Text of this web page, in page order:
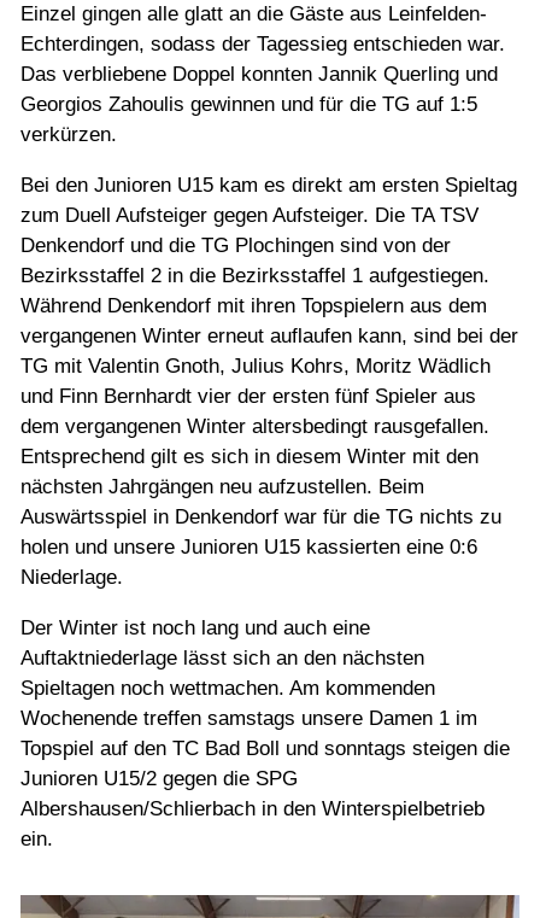
Einzel gingen alle glatt an die Gäste aus Leinfelden-
Echterdingen, sodass der Tagessieg entschieden war.
Das verbliebene Doppel konnten Jannik Querling und
Georgios Zahoulis gewinnen und für die TG auf 1:5
verkürzen.
Bei den Junioren U15 kam es direkt am ersten Spieltag
zum Duell Aufsteiger gegen Aufsteiger. Die TA TSV
Denkendorf und die TG Plochingen sind von der
Bezirksstaffel 2 in die Bezirksstaffel 1 aufgestiegen.
Während Denkendorf mit ihren Topspielern aus dem
vergangenen Winter erneut auflaufen kann, sind bei der
TG mit Valentin Gnoth, Julius Kohrs, Moritz Wädlich
und Finn Bernhardt vier der ersten fünf Spieler aus
dem vergangenen Winter altersbedingt rausgefallen.
Entsprechend gilt es sich in diesem Winter mit den
nächsten Jahrgängen neu aufzustellen. Beim
Auswärtsspiel in Denkendorf war für die TG nichts zu
holen und unsere Junioren U15 kassierten eine 0:6
Niederlage.
Der Winter ist noch lang und auch eine
Auftaktniederlage lässt sich an den nächsten
Spieltagen noch wettmachen. Am kommenden
Wochenende treffen samstags unsere Damen 1 im
Topspiel auf den TC Bad Boll und sonntags steigen die
Junioren U15/2 gegen die SPG
Albershausen/Schlierbach in den Winterspielbetrieb
ein.